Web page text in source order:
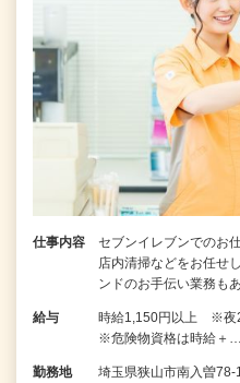
仕事内容
セブンイレブンでのお
店内清掃などをお任せ
ンドのお手伝い業務も
給与
時給1,150円以上 ※夜
※危険物資格は時給＋…
勤務地
埼玉県狭山市南入曽